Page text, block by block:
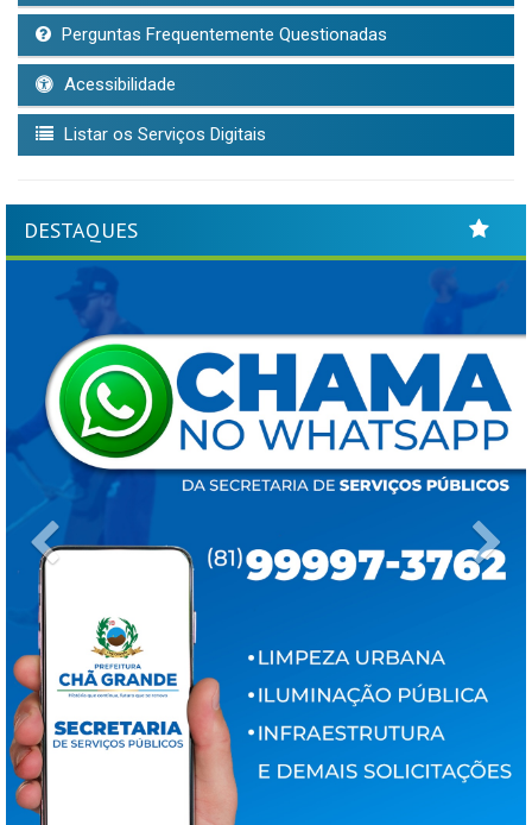
Perguntas Frequentemente Questionadas
Acessibilidade
Listar os Serviços Digitais
DESTAQUES